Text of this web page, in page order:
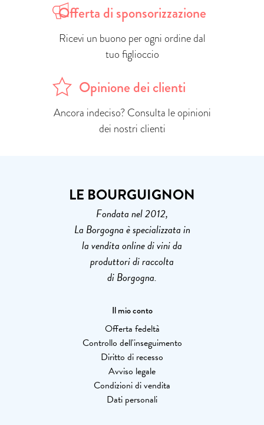
Offerta di sponsorizzazione
Ricevi un buono per ogni ordine dal
tuo figlioccio
Opinione dei clienti
Ancora indeciso? Consulta le opinioni
dei nostri clienti
LE BOURGUIGNON
Fondata nel 2012,
La Borgogna è specializzata in
la vendita online di vini da
produttori di raccolta
di Borgogna.
Il mio conto
Offerta fedeltà
Controllo dell'inseguimento
Diritto di recesso
Avviso legale
Condizioni di vendita
Dati personali